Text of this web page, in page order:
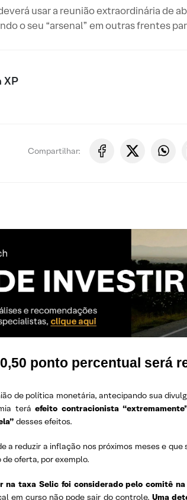
usar a reunião extraordinária de
o seu “arsenal” em outras frentes
XP
Compartilhar:
ponto percentual será
de política monetária, antecipando sua
teráefeito contracionista
desses efeitos.
reduzir a inflação nos próximos meses e
oferta, por exemplo.
na taxa Selic foi considerado pelo comitê
em curso não pode sair do controle. Uma